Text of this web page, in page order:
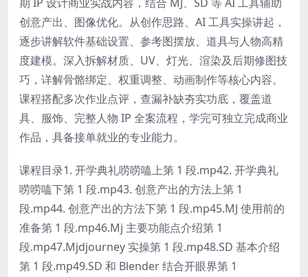
创意产出、图像优化。从创作思路、AI 工具实操讲起，
逐步讲解软件基础设置、参考图摆放、道具与人物高精
度建模。深入拆解材质、UV、灯光、渲染及后期修图技
巧，详解骨骼绑定、权重调整、动画制作等核心内容。
课程搭配多次作业点评，查漏补缺夯实功底，覆盖道
具、服饰、完整人物 IP 全案流程，学完可独立完成商业
作品，具备接单就业的专业能力。
课程目录1. 开学典礼唠唠嗑上第 1 段.mp42. 开学典礼
唠唠嗑下第 1 段.mp43. 创意产出的方法上第 1
段.mp44. 创意产出的方法下第 1 段.mp45.MJ 使用前的
准备第 1 段.mp46.Mj 主要功能点介绍第 1
段.mp47.Mjdjourney 实操第 1 段.mp48.SD 基本介绍
第 1 段.mp49.SD 和 Blender 结合开眼界第 1